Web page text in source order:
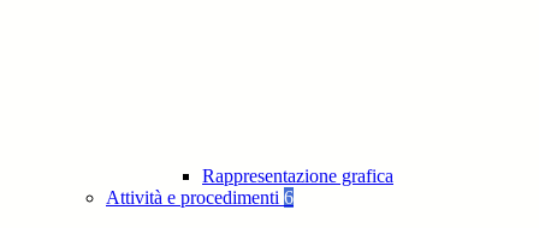
Rappresentazione grafica
Attività e procedimenti 6